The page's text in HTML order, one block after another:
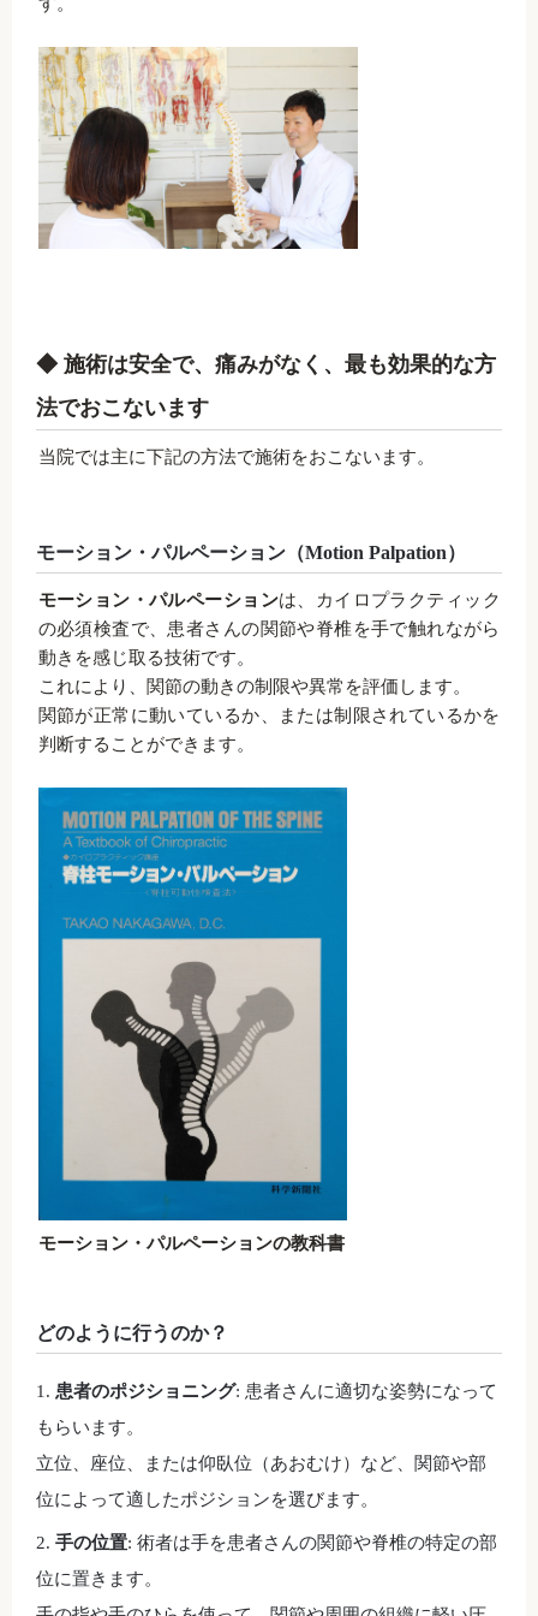
◆ 施術は安全で、痛みがなく、最も効果的な方
法でおこないます
当院では主に下記の方法で施術をおこないます。
モーション・パルペーション（Motion Palpation）
モーション・パルペーションは、カイロプラクティック
の必須検査で、患者さんの関節や脊椎を手で触れながら
動きを感じ取る技術です。
これにより、関節の動きの制限や異常を評価します。
関節が正常に動いているか、または制限されているかを
判断することができます。
モーション・パルペーションの教科書
どのように行うのか？
患者のポジショニング: 患者さんに適切な姿勢になって
もらいます。
立位、座位、または仰臥位（あおむけ）など、関節や部
位によって適したポジションを選びます。
手の位置: 術者は手を患者さんの関節や脊椎の特定の部
位に置きます。